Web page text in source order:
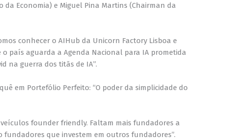
Economia) e Miguel Pina Martins (Chairman da
conhecer o AIHub da Unicorn Factory Lisboa e
país aguarda a Agenda Nacional para IA prometida
na guerra dos titãs de IA”.
em Portefólio Perfeito: “O poder da simplicidade do
founder friendly. Faltam mais fundadores a
fundadores que investem em outros fundadores”.